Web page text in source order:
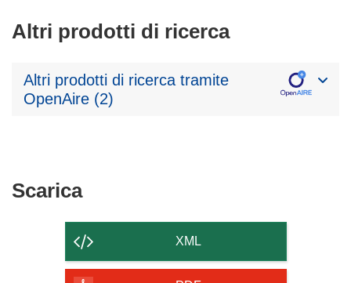
Altri prodotti di ricerca
Altri prodotti di ricerca tramite
OpenAire (2)
ScaricaScarica
contenuto
della
XML